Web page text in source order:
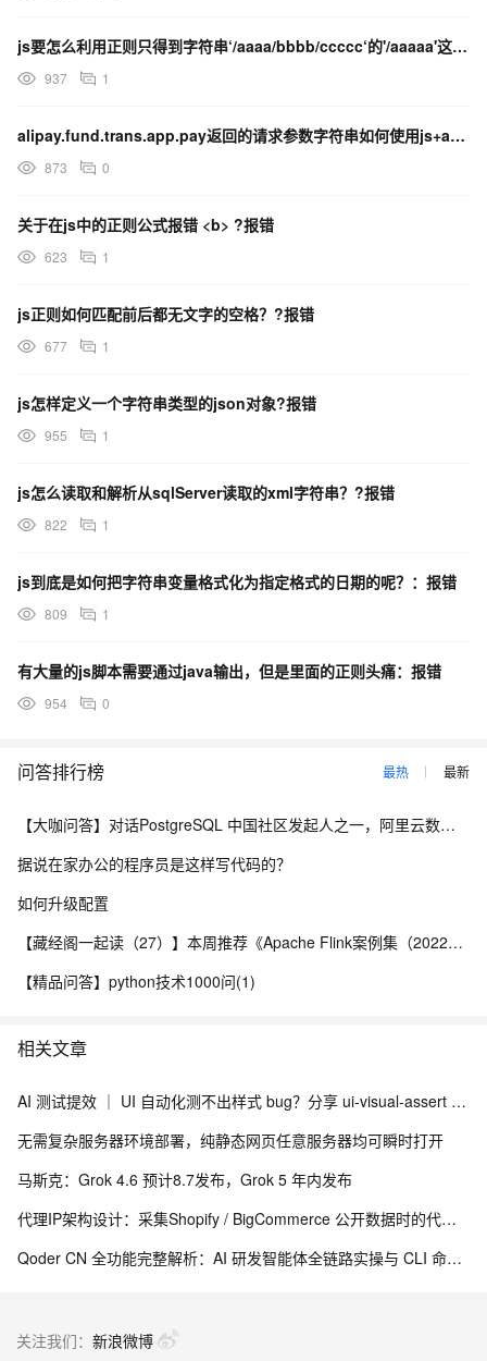
js要怎么利用正则只得到字符串‘/aaaa/bbbb/ccccc‘的'/aaaaa'这部分呢?
937 1
alipay.fund.trans.app.pay返回的请求参数字符串如何使用js+api 发起请求
873 0
关于在js中的正则公式报错 <b> ?报错
623 1
js正则如何匹配前后都无文字的空格？?报错
677 1
js怎样定义一个字符串类型的json对象?报错
955 1
js怎么读取和解析从sqlServer读取的xml字符串？?报错
822 1
js到底是如何把字符串变量格式化为指定格式的日期的呢？：报错
809 1
有大量的js脚本需要通过java输出，但是里面的正则头痛：报错
954 0
问答排行榜 最热 最新
【大咖问答】对话PostgreSQL 中国社区发起人之一，阿里云数据库高级专家 德哥
据说在家办公的程序员是这样写代码的？
如何升级配置
【藏经阁一起读（27）】本周推荐《Apache Flink案例集（2022版）》，你有哪些心得？
【精品问答】python技术1000问(1)
相关文章
AI 测试提效 ｜ UI 自动化测不出样式 bug？分享 ui-visual-assert + Skill 视觉断言与多浏览器适配方案
无需复杂服务器环境部署，纯静态网页任意服务器均可瞬时打开
马斯克：Grok 4.6 预计8.7发布，Grok 5 年内发布
代理IP架构设计：采集Shopify / BigCommerce 公开数据时的代理策略差异
Qoder CN 全功能完整解析：AI 研发智能体全链路实操与 CLI 命令实战教程
关注我们： 新浪微博